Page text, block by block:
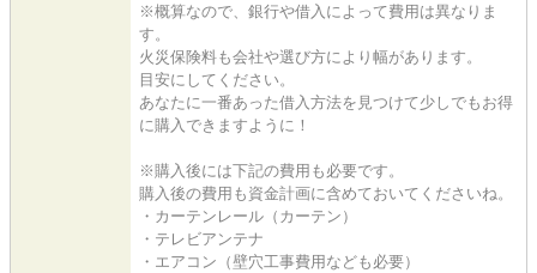
※概算なので、銀行や借入によって費用は異なりま
す。
火災保険料も会社や選び方により幅があります。
目安にしてください。
あなたに一番あった借入方法を見つけて少しでもお得
に購入できますように！
※購入後には下記の費用も必要です。
購入後の費用も資金計画に含めておいてくださいね。
・カーテンレール（カーテン）
・テレビアンテナ
・エアコン（壁穴工事費用なども必要）